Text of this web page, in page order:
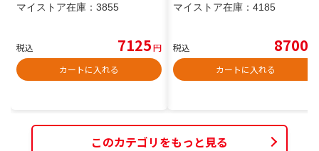
マイストア在庫： 3855
税込 7125円
カートに入れる
マイストア在庫： 4185
税込 8700
カートに入れる
このカテゴリをもっと見る